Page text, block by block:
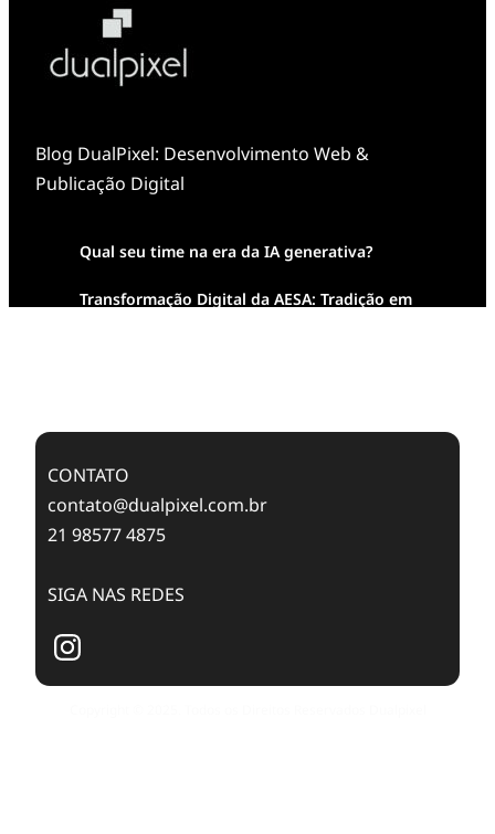
Blog DualPixel: Desenvolvimento Web &
Publicação Digital
Qual seu time na era da IA generativa?
Transformação Digital da AESA: Tradição em
CONTATO
contato@dualpixel.com.br
21 98577 4875
SIGA NAS REDES